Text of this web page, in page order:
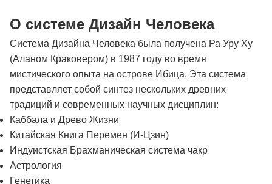
О системе Дизайн Человека
Система Дизайна Человека была получена Ра Уру Ху
(Аланом Краковером) в 1987 году во время
мистического опыта на острове Ибица. Эта система
представляет собой синтез нескольких древних
традиций и современных научных дисциплин:
Каббала и Древо Жизни
Китайская Книга Перемен (И-Цзин)
Индуистская Брахманическая система чакр
Астрология
Генетика